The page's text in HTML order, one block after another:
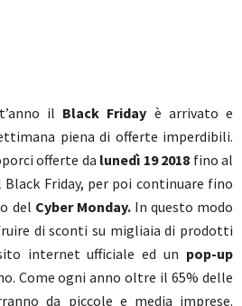
il Black Friday è arrivato e
piena di offerte imperdibili.
offerte da lunedì 19 2018 fino al
Friday, per poi continuare fino
del Cyber Monday.In questo modo
di sconti su migliaia di prodotti
internet ufficiale ed un pop-up
Come ogni anno oltre il 65% delle
da piccole e media imprese.